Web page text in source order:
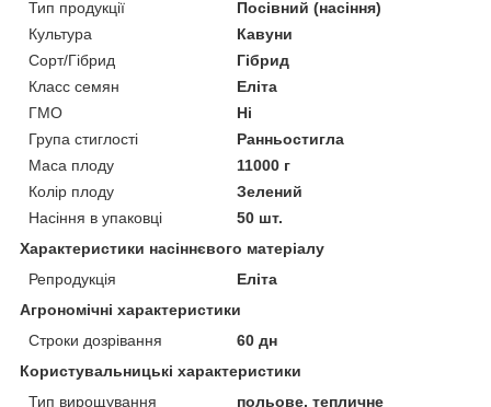
Тип продукції
Посівний (насіння)
Культура
Кавуни
Сорт/Гібрид
Гібрид
Класс семян
Еліта
ГМО
Ні
Група стиглості
Ранньостигла
Маса плоду
11000 г
Колір плоду
Зелений
Насіння в упаковці
50 шт.
Характеристики насіннєвого матеріалу
Репродукція
Еліта
Агрономічні характеристики
Строки дозрівання
60 дн
Користувальницькі характеристики
Тип вирощування
польове, тепличне